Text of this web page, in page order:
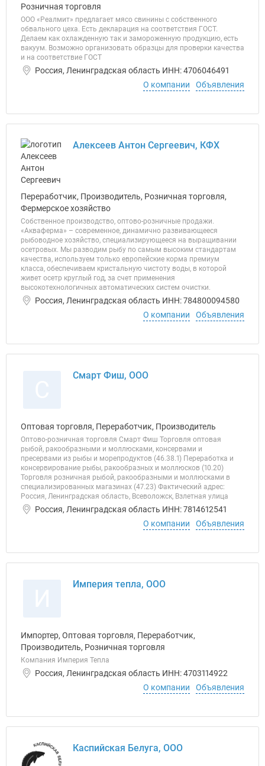
Розничная торговля
ООО «Реалмит» предлагает мясо свинины с собственного
обвального цеха. Есть декларация на соответствия ГОСТ.
Делаем как охлажденную так и замороженную продукцию, есть
вакуум. Возможно организовать образцы для проверки качества
и на соответствие ГОСТ
Россия, Ленинградская область ИНН: 4706046491
О компании
Объявления
Алексеев Антон Сергеевич, КФХ
Переработчик, Производитель, Розничная торговля,
Фермерское хозяйство
Собственное производство, оптово-розничные продажи.
«Акваферма» – современное, динамично развивающееся
рыбоводное хозяйство, специализирующееся на выращивании
осетровых. Мы разводим рыбу по самым высоким стандартам
качества, используем только европейские корма премиум
класса, обеспечиваем кристальную чистоту воды, в которой
живет осетр круглый год, за счет применения
высокотехнологичных автоматических систем очистки.
Россия, Ленинградская область ИНН: 784800094580
О компании
Объявления
Смарт Фиш, ООО
Оптовая торговля, Переработчик, Производитель
Оптово-розничная торговля Смарт Фиш Торговля оптовая
рыбой, ракообразными и моллюсками, консервами и
пресервами из рыбы и морепродуктов (46.38.1) Переработка и
консервирование рыбы, ракообразных и моллюсков (10.20)
Торговля розничная рыбой, ракообразными и моллюсками в
специализированных магазинах (47.23) Фактический адрес:
Россия, Ленинградская область, Всеволожск, Взлетная улица
Россия, Ленинградская область ИНН: 7814612541
О компании
Объявления
Империя тепла, ООО
Импортер, Оптовая торговля, Переработчик,
Производитель, Розничная торговля
Компания Империя Тепла
Россия, Ленинградская область ИНН: 4703114922
О компании
Объявления
Каспийская Белуга, ООО